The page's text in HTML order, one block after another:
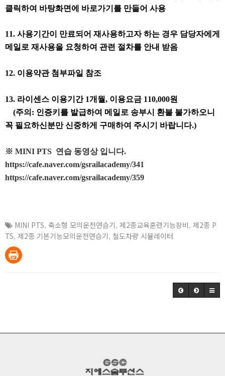
클릭하여 바탕화면에 바로가기를 만들어 사용
11. 사용기간이 만료되어 재사용하고자 하는 경우 담당자에게
메일로 재사용을 요청하여 관련 절차를 안내 받음
12. 이용약관 첨부파일 참조
13. 라이센스 이용기간 1개월, 이용요금 110,000원
(주의: 인증키를 발급하여 메일로 송부시 환불 불가하오니
꼭 필요하신분만 신중하게 구매하여 주시기 바랍니다.)
※ MINI PTS 연습 동영상 입니다.
https://cafe.naver.com/gsrailacademy/341
https://cafe.naver.com/gsrailacademy/359
MINI PTS, 축소형 모의운전연습기, 제2종교육훈련기능장비, 제2종 P
TS, 제2종 기본기능모의운전연습기, 철도차량 시뮬레이터